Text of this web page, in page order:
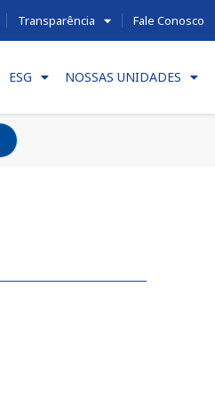
Transparência Fale Conosco
ESG NOSSAS UNIDADES